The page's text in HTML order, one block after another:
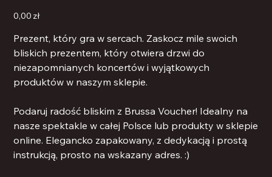
Cena
0,00 zł
Prezent, który gra w sercach. Zaskocz mile swoich
bliskich prezentem, który otwiera drzwi do
niezapomnianych koncertów i wyjątkowych
produktów w naszym sklepie.
Podaruj radość bliskim z Brussa Voucher! Idealny na
nasze spektakle w całej Polsce lub produkty w sklepie
online. Elegancko zapakowany, z dedykacją i prostą
instrukcją, prosto na wskazany adres. :)